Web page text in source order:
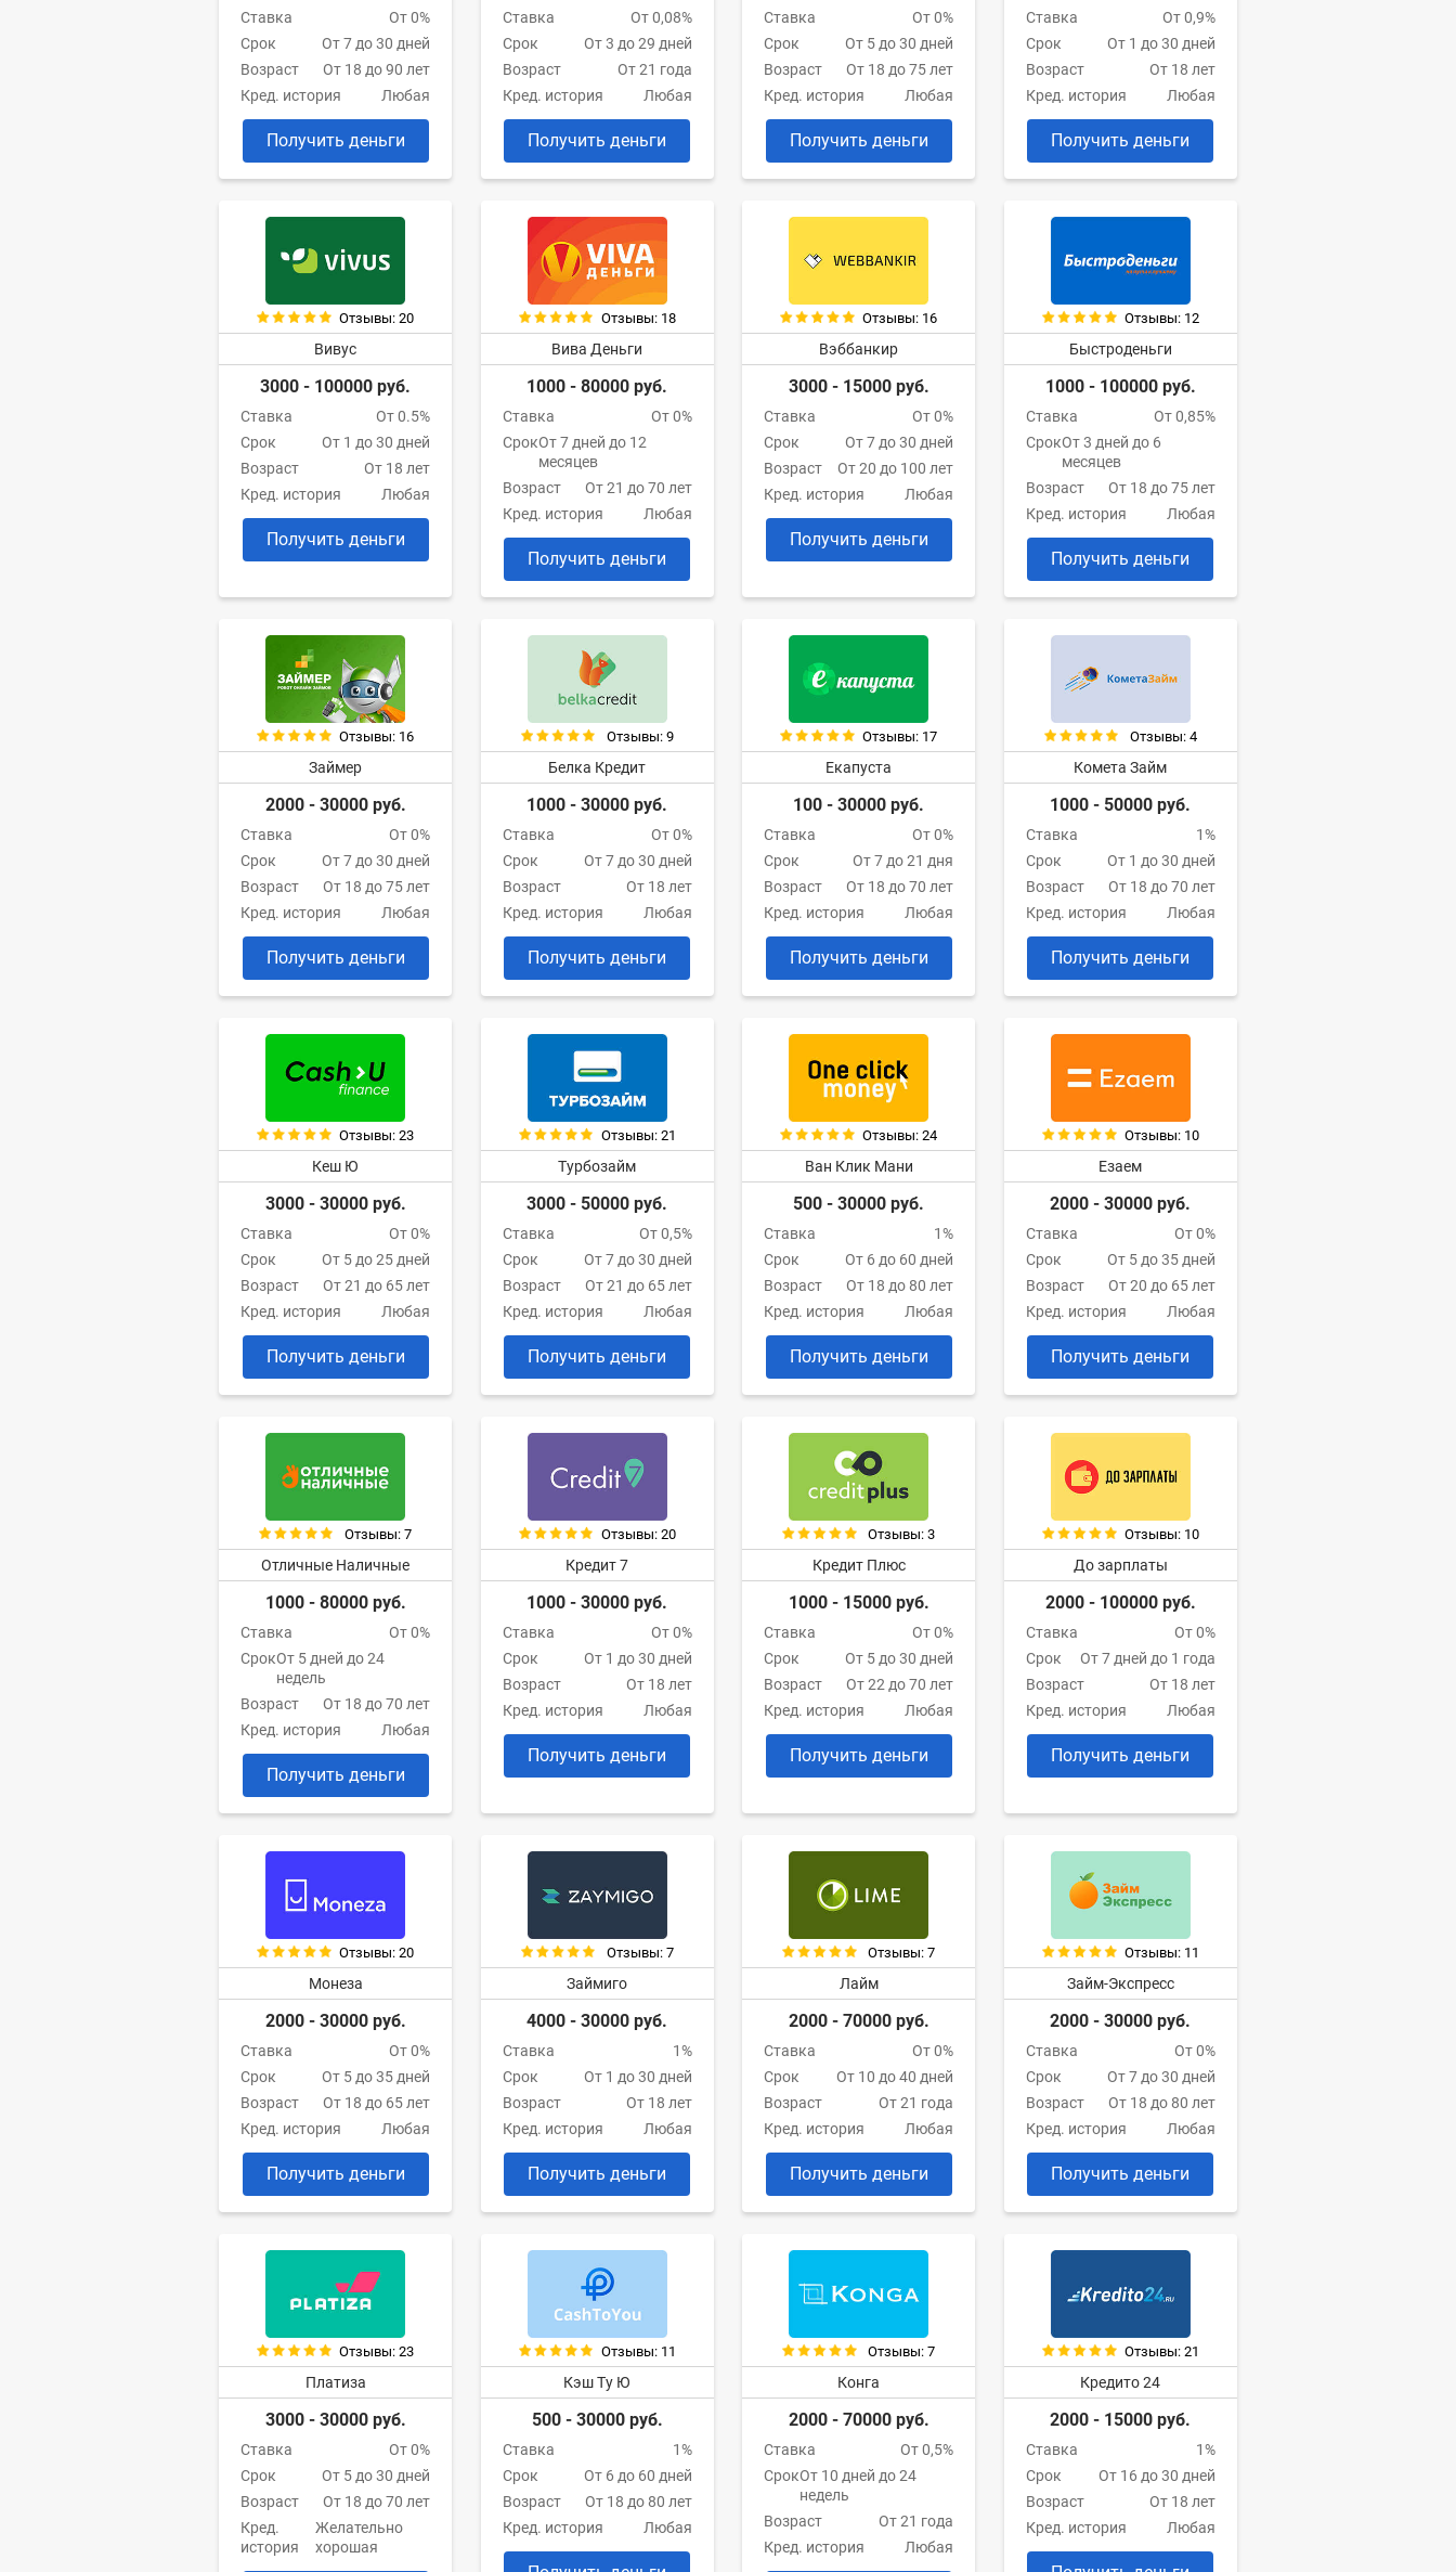
Ставка
От 0%
Срок
От 7 до 30 дней
Возраст
От 18 до 90 лет
Кред. история
Любая
Получить деньги
Ставка
От 0,08%
Срок
От 3 до 29 дней
Возраст
От 21 года
Кред. история
Любая
Получить деньги
Ставка
От 0%
Срок
От 5 до 30 дней
Возраст
От 18 до 75 лет
Кред. история
Любая
Получить деньги
Ставка
От 0,9%
Срок
От 1 до 30 дней
Возраст
От 18 лет
Кред. история
Любая
Получить деньги
Отзывы: 20
Вивус
3000 - 100000 руб.
Ставка
От 0.5%
Срок
От 1 до 30 дней
Возраст
От 18 лет
Кред. история
Любая
Получить деньги
Отзывы: 18
Вива Деньги
1000 - 80000 руб.
Ставка
От 0%
СрокОт 7 дней до 12
месяцев
Возраст
От 21 до 70 лет
Кред. история
Любая
Получить деньги
Отзывы: 16
Вэббанкир
3000 - 15000 руб.
Ставка
От 0%
Срок
От 7 до 30 дней
Возраст
От 20 до 100 лет
Кред. история
Любая
Получить деньги
Отзывы: 12
Быстроденьги
1000 - 100000 руб.
Ставка
От 0,85%
СрокОт 3 дней до 6
месяцев
Возраст
От 18 до 75 лет
Кред. история
Любая
Получить деньги
Отзывы: 16
Займер
2000 - 30000 руб.
Ставка
От 0%
Срок
От 7 до 30 дней
Возраст
От 18 до 75 лет
Кред. история
Любая
Получить деньги
Отзывы: 9
Белка Кредит
1000 - 30000 руб.
Ставка
От 0%
Срок
От 7 до 30 дней
Возраст
От 18 лет
Кред. история
Любая
Получить деньги
Отзывы: 17
Екапуста
100 - 30000 руб.
Ставка
От 0%
Срок
От 7 до 21 дня
Возраст
От 18 до 70 лет
Кред. история
Любая
Получить деньги
Отзывы: 4
Комета Займ
1000 - 50000 руб.
Ставка
1%
Срок
От 1 до 30 дней
Возраст
От 18 до 70 лет
Кред. история
Любая
Получить деньги
Отзывы: 23
Кеш Ю
3000 - 30000 руб.
Ставка
От 0%
Срок
От 5 до 25 дней
Возраст
От 21 до 65 лет
Кред. история
Любая
Получить деньги
Отзывы: 21
Турбозайм
3000 - 50000 руб.
Ставка
От 0,5%
Срок
От 7 до 30 дней
Возраст
От 21 до 65 лет
Кред. история
Любая
Получить деньги
Отзывы: 24
Ван Клик Мани
500 - 30000 руб.
Ставка
1%
Срок
От 6 до 60 дней
Возраст
От 18 до 80 лет
Кред. история
Любая
Получить деньги
Отзывы: 10
Езаем
2000 - 30000 руб.
Ставка
От 0%
Срок
От 5 до 35 дней
Возраст
От 20 до 65 лет
Кред. история
Любая
Получить деньги
Отзывы: 7
Отличные Наличные
1000 - 80000 руб.
Ставка
От 0%
СрокОт 5 дней до 24
недель
Возраст
От 18 до 70 лет
Кред. история
Любая
Получить деньги
Отзывы: 20
Кредит 7
1000 - 30000 руб.
Ставка
От 0%
Срок
От 1 до 30 дней
Возраст
От 18 лет
Кред. история
Любая
Получить деньги
Отзывы: 3
Кредит Плюс
1000 - 15000 руб.
Ставка
От 0%
Срок
От 5 до 30 дней
Возраст
От 22 до 70 лет
Кред. история
Любая
Получить деньги
Отзывы: 10
До зарплаты
2000 - 100000 руб.
Ставка
От 0%
Срок
От 7 дней до 1 года
Возраст
От 18 лет
Кред. история
Любая
Получить деньги
Отзывы: 20
Монеза
2000 - 30000 руб.
Ставка
От 0%
Срок
От 5 до 35 дней
Возраст
От 18 до 65 лет
Кред. история
Любая
Получить деньги
Отзывы: 7
Займиго
4000 - 30000 руб.
Ставка
1%
Срок
От 1 до 30 дней
Возраст
От 18 лет
Кред. история
Любая
Получить деньги
Отзывы: 7
Лайм
2000 - 70000 руб.
Ставка
От 0%
Срок
От 10 до 40 дней
Возраст
От 21 года
Кред. история
Любая
Получить деньги
Отзывы: 11
Займ-Экспресс
2000 - 30000 руб.
Ставка
От 0%
Срок
От 7 до 30 дней
Возраст
От 18 до 80 лет
Кред. история
Любая
Получить деньги
Отзывы: 23
Платиза
3000 - 30000 руб.
Ставка
От 0%
Срок
От 5 до 30 дней
Возраст
От 18 до 70 лет
Кред.
история
Желательно
хорошая
Отзывы: 11
Кэш Ту Ю
500 - 30000 руб.
Ставка
1%
Срок
От 6 до 60 дней
Возраст
От 18 до 80 лет
Кред. история
Любая
Отзывы: 7
Конга
2000 - 70000 руб.
Ставка
От 0,5%
СрокОт 10 дней до 24
недель
Возраст
От 21 года
Кред. история
Любая
Отзывы: 21
Кредито 24
2000 - 15000 руб.
Ставка
1%
Срок
От 16 до 30 дней
Возраст
От 18 лет
Кред. история
Любая